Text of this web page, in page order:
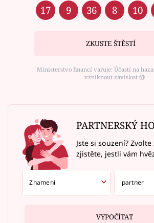
17 9 36 8 10
ZKUSTE ŠTĚSTÍ
Ministerstvo financí varuje: Účastí na
vzniknout závislost ⑱
PARTNERSKÝ
Jste si souzení?
zjistěte, jestli vám
VYPOČÍTAT